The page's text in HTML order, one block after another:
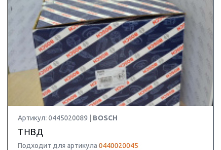
Артикул: 0445020089 | BOSCH
ТНВД
Подходит для артикула 0440020045